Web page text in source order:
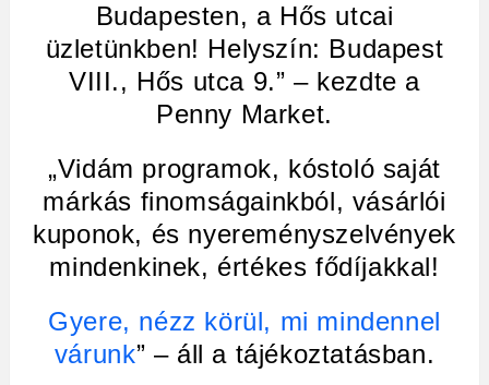
Budapesten, a Hős utcai
üzletünkben! Helyszín: Budapest
VIII., Hős utca 9.” – kezdte a
Penny Market.
„Vidám programok, kóstoló saját
márkás finomságainkból, vásárlói
kuponok, és nyereményszelvények
mindenkinek, értékes fődíjakkal!
Gyere, nézz körül, mi mindennel
várunk” – áll a tájékoztatásban.